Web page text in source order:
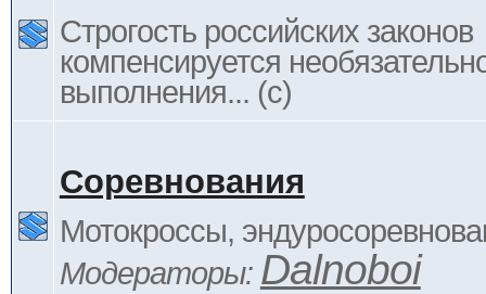
Строгость российских законов
компенсируется
выполнения... (c)
Соревнования
Мотокроссы,
Модераторы: Dalnoboi